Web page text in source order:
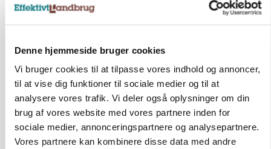
Denne hjemmeside bruger cookies
Vi bruger cookies til at tilpasse vores indhold og annoncer,
til at vise dig funktioner til sociale medier og til at
analysere vores trafik. Vi deler også oplysninger om din
brug af vores website med vores partnere inden for
sociale medier, annonceringspartnere og analysepartnere.
Vores partnere kan kombinere disse data med andre